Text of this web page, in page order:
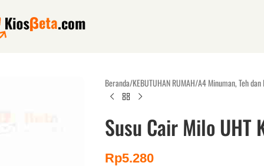
Beranda/KEBUTUHAN RUMAH/A4 Minuman, Teh dan
Susu Cair Milo UHT
Rp5.280